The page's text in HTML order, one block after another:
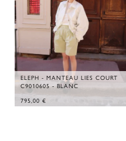
ELEPH - MANTEAU LIES COURT
C9010605 - BLANC
795,00 €